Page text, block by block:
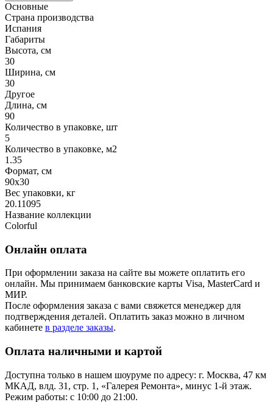
Основные
Страна производства
Испания
Габариты
Высота, см
30
Ширина, см
30
Другое
Длина, см
90
Количество в упаковке, шт
5
Количество в упаковке, м2
1.35
Формат, см
90x30
Вес упаковки, кг
20.11095
Название коллекции
Colorful
Онлайн оплата
При оформлении заказа на сайте вы можете оплатить его
онлайн. Мы принимаем банковские карты Visa, MasterCard и
МИР.
После оформления заказа с вами свяжется менеджер для
подтверждения деталей. Оплатить заказ можно в личном
кабинете в разделе заказы.
Оплата наличными и картой
Доступна только в нашем шоуруме по адресу: г. Москва, 47 км
МКАД, влд. 31, стр. 1, «Галерея Ремонта», минус 1‑й этаж.
Режим работы: с 10:00 до 21:00.